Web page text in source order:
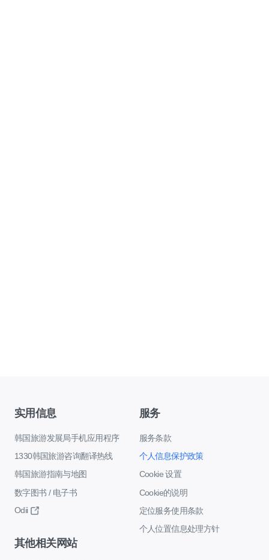
实用信息
韩国旅游发展局手机应用程序
1330韩国旅游咨询翻译热线
韩国旅游指南与地图
数字图书 / 电子书
Odii
服务
服务条款
个人信息保护政策
Cookie 设置
Cookie的说明
定位服务使用条款
个人位置信息处理方针
其他相关网站